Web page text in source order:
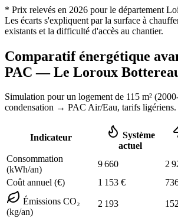
* Prix relevés en 2026 pour le département
Les écarts s'expliquent par la surface à
existants et la difficulté d'accès au chantier.
Comparatif énergétique
PAC —Le Loroux
Simulation pour un logement de 115 m² (
condensation → PAC Air/Eau, tarifs ligériens.
Indicateur
Système
actuel
Consommation
(kWh/an)
9 660 2
Coût annuel (€)
1 153 €
Émissions CO₂
(kg/an)
2 193